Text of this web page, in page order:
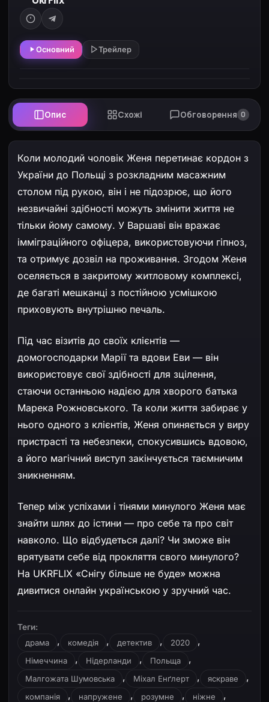
Основний Трейлер
Опис Схожі Обговорення 0
Коли молодий чоловік Женя перетинає кордон з
України до Польщі з розкладним масажним
столом під рукою, він і не підозрює, що його
незвичайні здібності можуть змінити життя не
тільки йому самому. У Варшаві він вражає
імміграційного офіцера, використовуючи гіпноз,
та отримує дозвіл на проживання. Згодом Женя
оселяється в закритому житловому комплексі,
де багаті мешканці з постійною усмішкою
приховують внутрішню печаль.
Під час візитів до своїх клієнтів —
домогосподарки Марії та вдови Еви — він
використовує свої здібності для зцілення,
стаючи останньою надією для хворого батька
Марека Рожновського. Та коли життя забирає у
нього одного з клієнтів, Женя опиняється у виру
пристрасті та небезпеки, спокусившись вдовою,
а його магічний виступ закінчується таємничим
зникненням.
Тепер між успіхами і тінями минулого Женя має
знайти шлях до істини — про себе та про світ
навколо. Що відбудеться далі? Чи зможе він
врятувати себе від прокляття свого минулого?
На UKRFLIX «Снігу більше не буде» можна
дивитися онлайн українською у зручний час.
Теги:
драма
, комедія , детектив , 2020 ,
Німеччина , Нідерланди , Польща ,
Малгожата Шумовська , Міхал Енґлерт , яскраве ,
компанія , напружене , розумне , ніжне ,